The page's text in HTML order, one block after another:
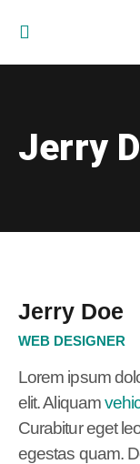
Jerry
Jerry Doe
WEB DESIGNER
Lorem ipsum
elit. Aliquam
Curabitur eget
egestas quam.